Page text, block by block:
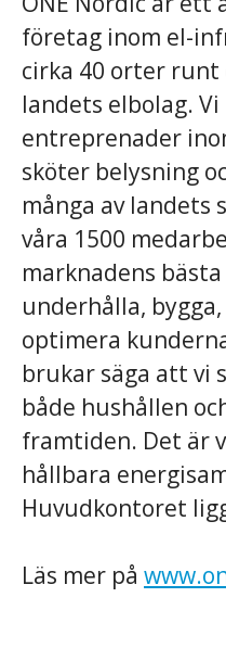
företag inom el-
cirka 40 orter runt
landets elbolag.
entreprenader
sköter belysning
många av landets
våra 1500
marknadens
underhålla,
optimera
brukar säga att vi
både hushållen
framtiden. Det är
hållbara
Huvudkontoret
Läs mer på